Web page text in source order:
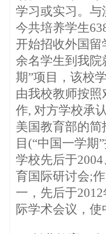
学习或实习。
今共培养学生
开始招收外国留
余名学生到我院
期”项目，该校
由我校教师按
作, 对方学校承
美国教育部的简
目(“中国一学期
学校先后于
育国际研讨会;
一，先后于
际学术会议，